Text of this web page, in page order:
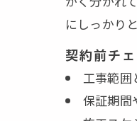
にしっかり
契約前チ
工事範囲
保証期間